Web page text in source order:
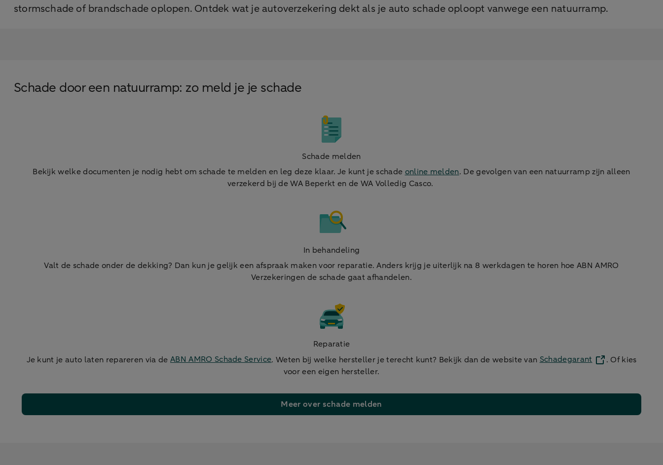
stormschade of brandschade oplopen. Ontdek wat je autoverzekering dekt als je auto schade oploopt vanwege een natuurramp.
Schade door een natuurramp: zo meld je je schade
Schade melden
Bekijk welke documenten je nodig hebt om schade te melden en leg deze klaar. Je kunt je schade online melden. De gevolgen van een natuurramp zijn alleen
verzekerd bij de WA Beperkt en de WA Volledig Casco.
In behandeling
Valt de schade onder de dekking? Dan kun je gelijk een afspraak maken voor reparatie. Anders krijg je uiterlijk na 8 werkdagen te horen hoe ABN AMRO
Verzekeringen de schade gaat afhandelen.
Reparatie
Je kunt je auto laten repareren via de ABN AMRO Schade Service. Weten bij welke hersteller je terecht kunt? Bekijk dan de website van Schadegarant
. Of kies
voor een eigen hersteller.
Meer over schade melden